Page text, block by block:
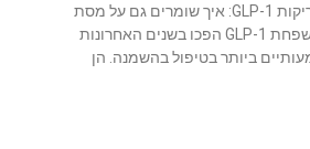
ירידה במשקל עם זריקות GLP-1: איך שומרים גם על מסת
השריר? זריקות ממשפחת GLP-1 הפכו בשנים האחרונות
ביותר בטיפול בהשמנה. הן